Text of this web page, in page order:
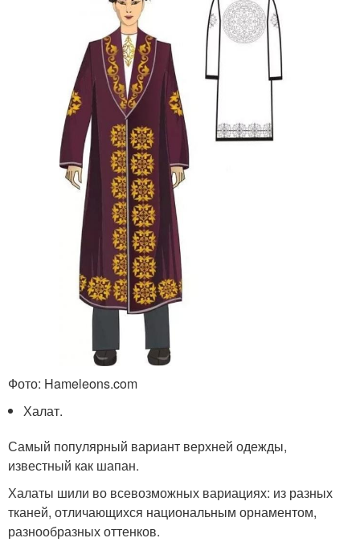
Фото: Hameleons.com
Халат.
Самый популярный вариант верхней одежды,
известный как шапан.
Халаты шили во всевозможных вариациях: из разных
тканей, отличающихся национальным орнаментом,
разнообразных оттенков.